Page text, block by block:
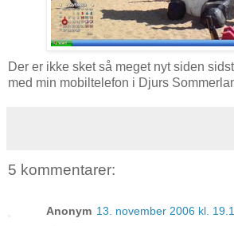
Der er ikke sket så meget nyt siden
med min mobiltelefon i Djurs
5 kommentarer:
Anonym 13. november 2006 kl.